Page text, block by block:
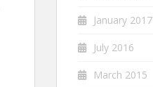
January 2017
July 2016
March 2015